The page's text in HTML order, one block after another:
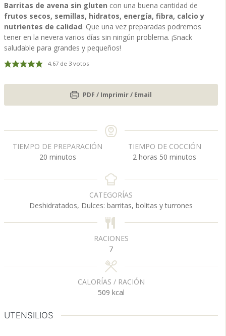
Barritas de avena sin gluten con una buena cantidad de
frutos secos, semillas, hidratos, energía, fibra, calcio y
nutrientes de calidad. Que una vez preparadas podremos
tener en la nevera varios días sin ningún problema. ¡Snack
saludable para grandes y pequeños!
4.67de 3votos
PDF / Imprimir / Email
TIEMPO DE PREPARACIÓN
20m
n
o
s
minutos
TIEMPO DE COCCIÓN
2 h
r
horas 50 m
n
o
s
minutos
CATEGORÍAS
Deshidratados, Dulces: barritas, bolitas y turrones
RACIONES
7
CALORÍAS / RACIÓN
509 kcal
UTENSILIOS